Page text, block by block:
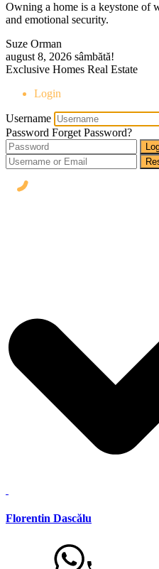
Owning a home is a keystone
and emotional security.
Suze Orman
august 8, 2026 sâmbătă!
Exclusive Homes Real Estate
Login
Username
Password Forget Password?
Florentin Dascălu